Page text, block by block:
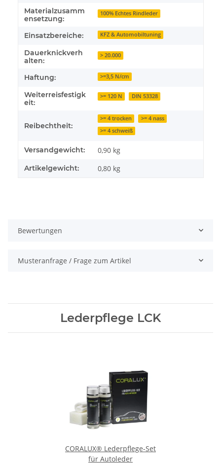
Materialzusamm
ensetzung:
100% Echtes Rindleder
Einsatzbereiche: KFZ & Automobiltuning
Dauerknickverh
alten:
> 20.000
Haftung: >=3,5 N/cm
Weiterreisfestigk
eit:
>= 120 N DIN 53328
Reibechtheit:
>= 4 trocken
>= 4 nass
>= 4 schweiß
Versandgewicht: 0,90 kg
Artikelgewicht: 0,80 kg
Bewertungen
Musteranfrage / Frage zum Artikel
Lederpflege LCK
CORALUX® Lederpflege-Set
für Autoleder